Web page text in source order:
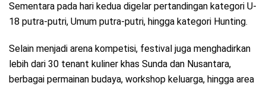
Sementara pada hari kedua digelar pertandingan kategori U-
18 putra-putri, Umum putra-putri, hingga kategori Hunting.
Selain menjadi arena kompetisi, festival juga menghadirkan
lebih dari 30 tenant kuliner khas Sunda dan Nusantara,
berbagai permainan budaya, workshop keluarga, hingga area